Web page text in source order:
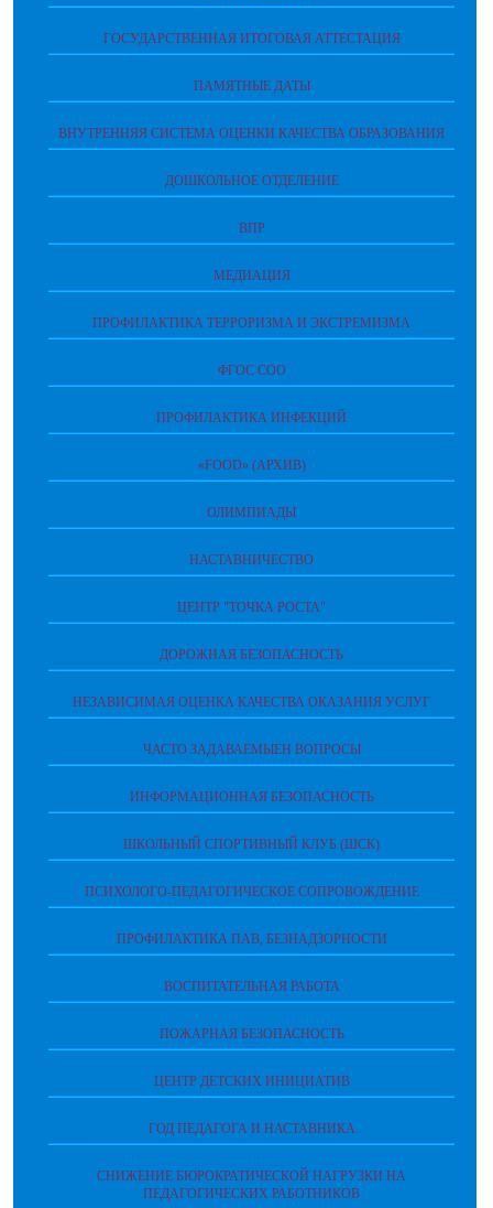
ГОСУДАРСТВЕННАЯ ИТОГОВАЯ АТТЕСТАЦИЯ
ПАМЯТНЫЕ ДАТЫ
ВНУТРЕННЯЯ СИСТЕМА ОЦЕНКИ КАЧЕСТВА ОБРАЗОВАНИЯ
ДОШКОЛЬНОЕ ОТДЕЛЕНИЕ
ВПР
МЕДИАЦИЯ
ПРОФИЛАКТИКА ТЕРРОРИЗМА И ЭКСТРЕМИЗМА
ФГОС СОО
ПРОФИЛАКТИКА ИНФЕКЦИЙ
«FOOD» (АРХИВ)
ОЛИМПИАДЫ
НАСТАВНИЧЕСТВО
ЦЕНТР "ТОЧКА РОСТА"
ДОРОЖНАЯ БЕЗОПАСНОСТЬ
НЕЗАВИСИМАЯ ОЦЕНКА КАЧЕСТВА ОКАЗАНИЯ УСЛУГ
ЧАСТО ЗАДАВАЕМЫЕН ВОПРОСЫ
ИНФОРМАЦИОННАЯ БЕЗОПАСНОСТЬ
ШКОЛЬНЫЙ СПОРТИВНЫЙ КЛУБ (ШСК)
ПСИХОЛОГО-ПЕДАГОГИЧЕСКОЕ СОПРОВОЖДЕНИЕ
ПРОФИЛАКТИКА ПАВ, БЕЗНАДЗОРНОСТИ
ВОСПИТАТЕЛЬНАЯ РАБОТА
ПОЖАРНАЯ БЕЗОПАСНОСТЬ
ЦЕНТР ДЕТСКИХ ИНИЦИАТИВ
ГОД ПЕДАГОГА И НАСТАВНИКА
СНИЖЕНИЕ БЮРОКРАТИЧЕСКОЙ НАГРУЗКИ НА
ПЕДАГОГИЧЕСКИХ РАБОТНИКОВ